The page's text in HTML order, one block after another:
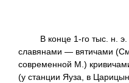
В конце 1-го тыс. н. э.
славянами — вятичами
современной М.)
(у станции Яуза, в